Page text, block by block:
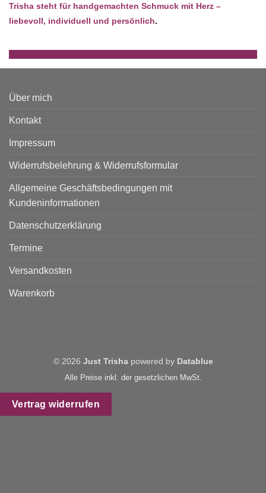
Trisha steht für handgemachten Schmuck mit Herz –
liebevoll, individuell und persönlich.
Über mich
Kontakt
Impressum
Widerrufsbelehrung & Widerrufsformular
Allgemeine Geschäftsbedingungen mit
Kundeninformationen
Datenschutzerklärung
Termine
Versandkosten
Warenkorb
© 2026 Just Trishapowered by Datablue
Alle Preise inkl. der gesetzlichen MwSt.
Vertrag widerrufen